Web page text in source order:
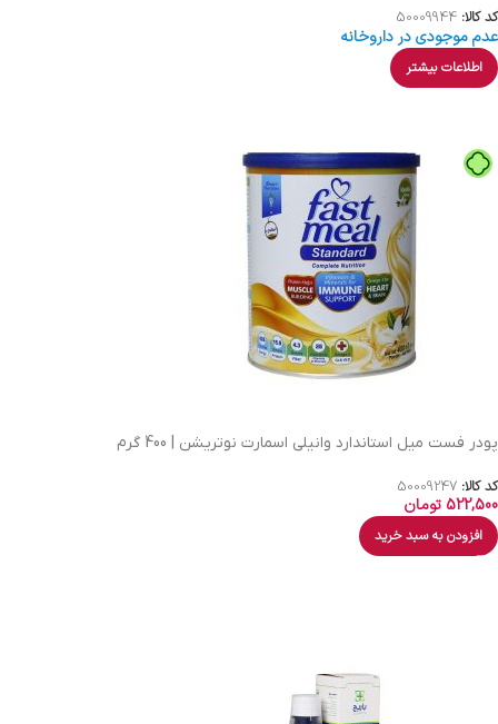
کد کالا: 50009944
عدم موجودی در داروخانه
اطلاعات بیشتر
پودر فست میل استاندارد وانیلی اسمارت نوتریشن | 400 گرم
کد کالا: 50009247
522,500 تومان
افزودن به سبد خرید